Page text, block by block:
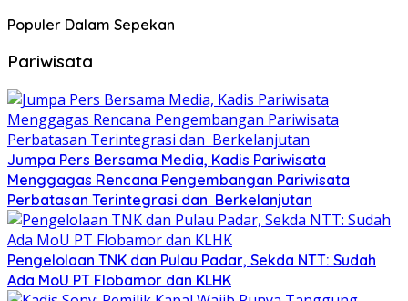
Populer Dalam Sepekan
Pariwisata
Jumpa Pers Bersama Media, Kadis Pariwisata
Menggagas Rencana Pengembangan Pariwisata
Perbatasan Terintegrasi dan Berkelanjutan
Pengelolaan TNK dan Pulau Padar, Sekda NTT: Sudah
Ada MoU PT Flobamor dan KLHK